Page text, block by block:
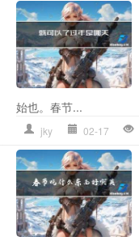
始也。春节...
jky 02-17